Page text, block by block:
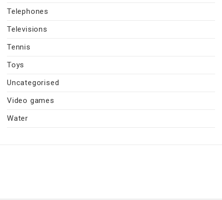
Telephones
Televisions
Tennis
Toys
Uncategorised
Video games
Water